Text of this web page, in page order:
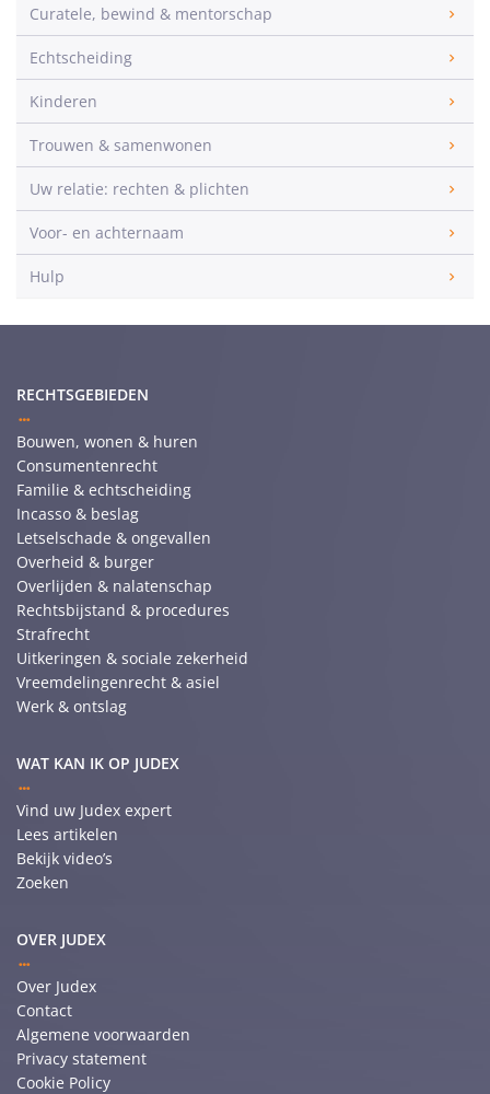
Curatele, bewind & mentorschap
Echtscheiding
Kinderen
Trouwen & samenwonen
Uw relatie: rechten & plichten
Voor- en achternaam
Hulp
RECHTSGEBIEDEN
Bouwen, wonen & huren
Consumentenrecht
Familie & echtscheiding
Incasso & beslag
Letselschade & ongevallen
Overheid & burger
Overlijden & nalatenschap
Rechtsbijstand & procedures
Strafrecht
Uitkeringen & sociale zekerheid
Vreemdelingenrecht & asiel
Werk & ontslag
WAT KAN IK OP JUDEX
Vind uw Judex expert
Lees artikelen
Bekijk video’s
Zoeken
OVER JUDEX
Over Judex
Contact
Algemene voorwaarden
Privacy statement
Cookie Policy